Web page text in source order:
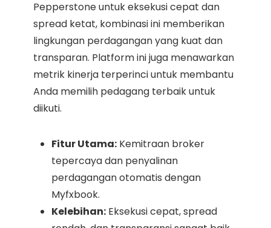
Pepperstone untuk eksekusi cepat dan
spread ketat, kombinasi ini memberikan
lingkungan perdagangan yang kuat dan
transparan. Platform ini juga menawarkan
metrik kinerja terperinci untuk membantu
Anda memilih pedagang terbaik untuk
diikuti.
Fitur Utama: Kemitraan broker
tepercaya dan penyalinan
perdagangan otomatis dengan
Myfxbook.
Kelebihan: Eksekusi cepat, spread